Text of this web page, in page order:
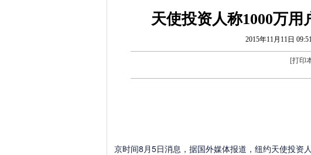
天使投资人称1000万
2015年11月11日
[打印
京时间8月5日消息，据国外媒体报道，纽约天使投资